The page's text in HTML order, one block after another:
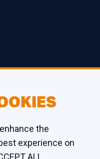
the
experience on
ALL